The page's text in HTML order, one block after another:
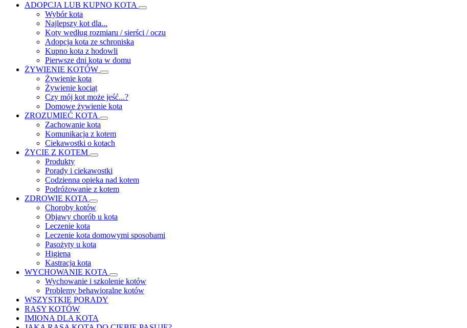
ADOPCJA LUB KUPNO KOTA
Wybór kota
Najlepszy kot dla...
Koty według rozmiaru / sierści / oczu
Adopcja kota ze schroniska
Kupno kota z hodowli
Pierwsze dni kota w domu
ŻYWIENIE KOTÓW
Żywienie kota
Żywienie kociąt
Czy mój kot może jeść...?
Domowe żywienie kota
ZROZUMIEĆ KOTA
Zachowanie kota
Komunikacja z kotem
Ciekawostki o kotach
ŻYCIE Z KOTEM
Produkty
Porady i ciekawostki
Codzienna opieka nad kotem
Podróżowanie z kotem
ZDROWIE KOTA
Choroby kotów
Objawy chorób u kota
Leczenie kota
Leczenie kota domowymi sposobami
Pasożyty u kota
Higiena
Kastracja kota
WYCHOWANIE KOTA
Wychowanie i szkolenie kotów
Problemy behawioralne kotów
WSZYSTKIE PORADY
RASY KOTÓW
IMIONA DLA KOTA